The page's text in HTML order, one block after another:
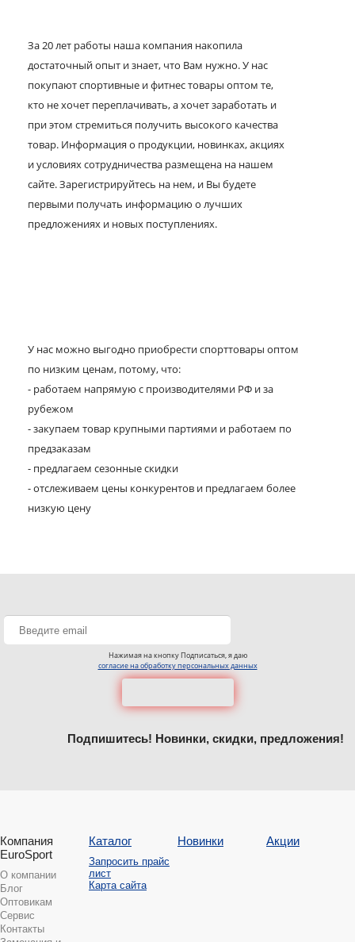
За 20 лет работы наша компания накопила
достаточный опыт и знает, что Вам нужно. У нас
покупают спортивные и фитнес товары оптом те,
кто не хочет переплачивать, а хочет заработать и
при этом стремиться получить высокого качества
товар. Информация о продукции, новинках, акциях
и условиях сотрудничества размещена на нашем
сайте. Зарегистрируйтесь на нем, и Вы будете
первыми получать информацию о лучших
предложениях и новых поступлениях.
У нас можно выгодно приобрести спорттовары оптом
по низким ценам, потому, что:
- работаем напрямую с производителями РФ и за
рубежом
- закупаем товар крупными партиями и работаем по
предзаказам
- предлагаем сезонные скидки
- отслеживаем цены конкурентов и предлагаем более
низкую цену
Нажимая на кнопку Подписаться, я даю
согласие на обработку персональных данных
Подпишитесь! Новинки, скидки, предложения!
Компания
EuroSport
О компании
Блог
Оптовикам
Сервис
Контакты
Каталог
Запросить прайс
лист
Карта сайта
Новинки Акции